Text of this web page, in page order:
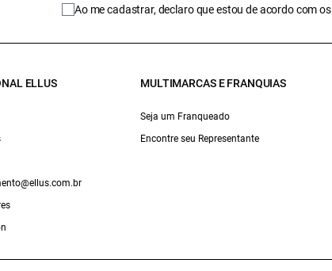
Ao me cadastrar, declaro que estou de acordo com os
ELLUS MULTIMARCAS E FRANQUIAS
Seja um Franqueado
Encontre seu Representante